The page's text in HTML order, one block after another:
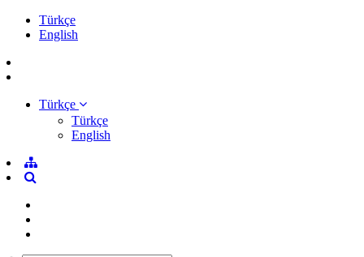
Türkçe
English
Türkçe
Türkçe
English